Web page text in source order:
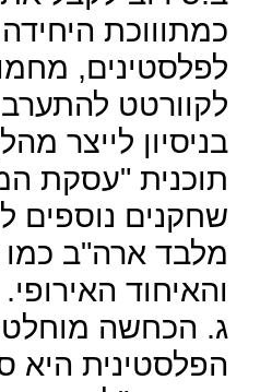
כמתוווכת
לפלסטינים,
לקוורטט
בניסיון לייצר
תוכנית "עסקת
שחקנים נוספים
מלבד ארה"ב כמו
והאיחוד האירופי.
ג. הכחשה
הפלסטינית היא